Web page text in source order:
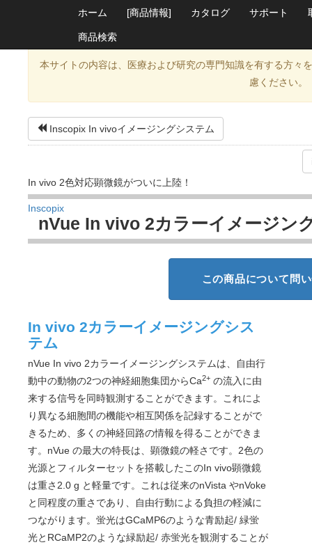
ホーム [商品情報] カタログ サポート
商品検索
本サイトの内容は、医療および研究の専門知識を有する方々
慮ください。
Inscopix In vivoイメージングシステム
In vivo 2色対応顕微鏡がついに上陸！
Inscopix
nVue In vivo 2カラーイメージン
この商品について問
In vivo 2カラーイメージングシス
テム
nVue In vivo 2カラーイメージングシステムは、自由行
動中の動物の2つの神経細胞集団からCa2+ の流入に由
来する信号を同時観測することができます。これによ
り異なる細胞間の機能や相互関係を記録することがで
きるため、多くの神経回路の情報を得ることができま
す。nVue の最大の特長は、顕微鏡の軽さです。2色の
光源とフィルターセットを搭載したこのIn vivo顕微鏡
は重さ2.0 g と軽量です。これは従来のnVista やnVoke
と同程度の重さであり、自由行動による負担の軽減に
つながります。蛍光はGCaMP6のような青励起/ 緑蛍
光とRCaMP2のような緑励起/ 赤蛍光を観測することが